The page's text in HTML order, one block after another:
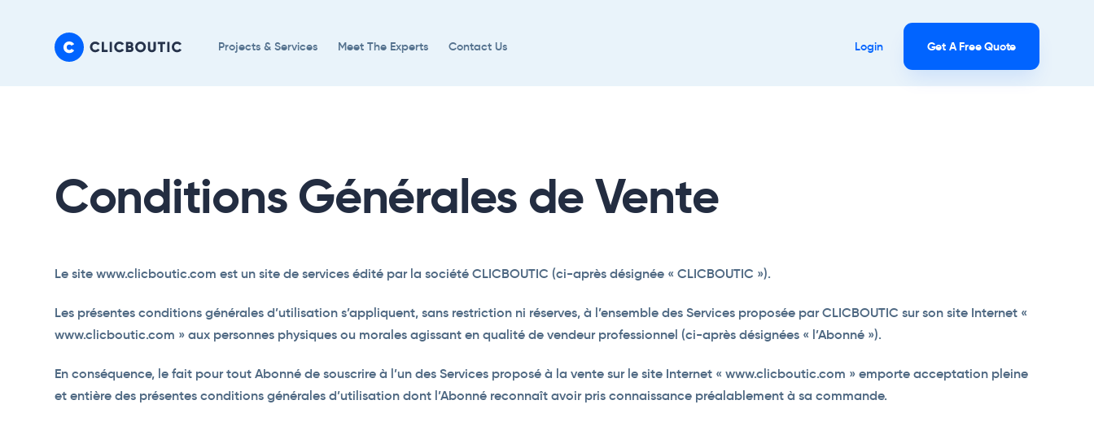
Projects & Services Meet The Experts Contact Us Login Get A Free Quote
Conditions Générales de Vente
Le site www.clicboutic.com est un site de services édité par la société CLICBOUTIC (ci-après désignée « CLICBOUTIC »).
Les présentes conditions générales d’utilisation s’appliquent, sans restriction ni réserves, à l’ensemble des Services proposée par CLICBOUTIC sur son site Internet «
www.clicboutic.com » aux personnes physiques ou morales agissant en qualité de vendeur professionnel (ci-après désignées « l’Abonné »).
En conséquence, le fait pour tout Abonné de souscrire à l’un des Services proposé à la vente sur le site Internet « www.clicboutic.com » emporte acceptation pleine
et entière des présentes conditions générales d’utilisation dont l’Abonné reconnaît avoir pris connaissance préalablement à sa commande.